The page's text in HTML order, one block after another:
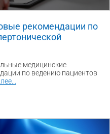
рекомендации по
медицинские
по ведению пациентов